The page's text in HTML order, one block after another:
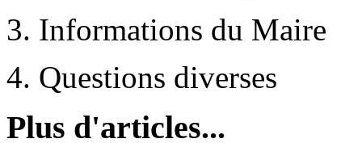
Informations du Maire
Questions diverses
Plus d'articles...